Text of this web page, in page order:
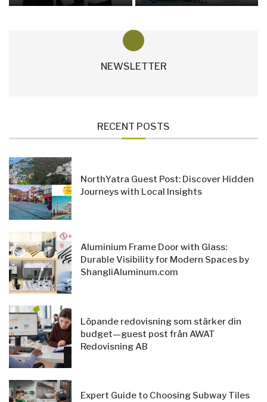
NEWSLETTER
RECENT POSTS
NorthYatra Guest Post: Discover Hidden
Journeys with Local Insights
Aluminium Frame Door with Glass:
Durable Visibility for Modern Spaces by
ShangliAluminum.com
Löpande redovisning som stärker din
budget—guest post från AWAT
Redovisning AB
Expert Guide to Choosing Subway Tiles